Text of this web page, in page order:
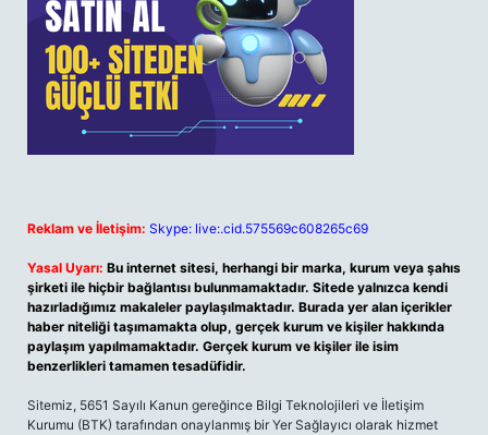
Reklam ve İletişim: Skype: live:.cid.575569c608265c69
Yasal Uyarı: Bu internet sitesi, herhangi bir marka, kurum veya şahıs
şirketi ile hiçbir bağlantısı bulunmamaktadır. Sitede yalnızca kendi
hazırladığımız makaleler paylaşılmaktadır. Burada yer alan içerikler
haber niteliği taşımamakta olup, gerçek kurum ve kişiler hakkında
paylaşım yapılmamaktadır. Gerçek kurum ve kişiler ile isim
benzerlikleri tamamen tesadüfidir.
Sitemiz, 5651 Sayılı Kanun gereğince Bilgi Teknolojileri ve İletişim
Kurumu (BTK) tarafından onaylanmış bir Yer Sağlayıcı olarak hizmet